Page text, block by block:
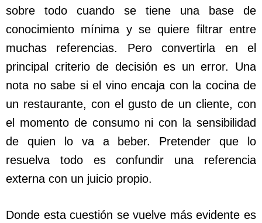
sobre todo cuando se tiene una base de
conocimiento mínima y se quiere filtrar entre
muchas referencias. Pero convertirla en el
principal criterio de decisión es un error. Una
nota no sabe si el vino encaja con la cocina de
un restaurante, con el gusto de un cliente, con
el momento de consumo ni con la sensibilidad
de quien lo va a beber. Pretender que lo
resuelva todo es confundir una referencia
externa con un juicio propio.
Donde esta cuestión se vuelve más evidente es